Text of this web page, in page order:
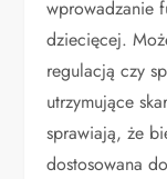
wprowadzanie
dziecięcej.
regulacją czy
utrzymujące
sprawiają, że
dostosowana